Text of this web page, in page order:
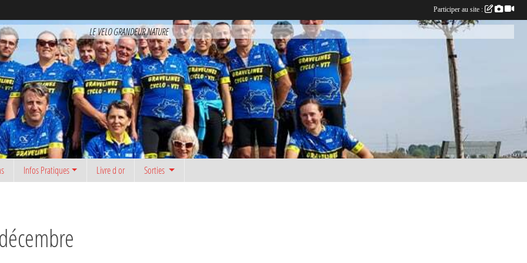
LE VELO GRANDEUR NATURE
Infos Pratiques Livre d or Sorties
Participer au site :